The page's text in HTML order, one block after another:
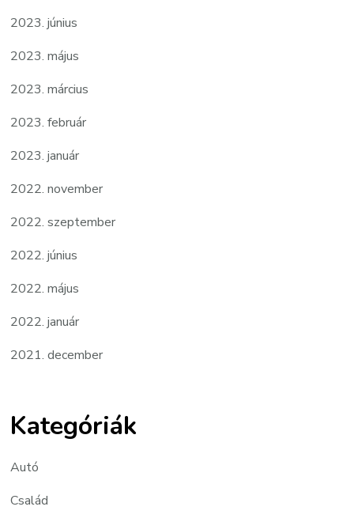
2023. június
2023. május
2023. március
2023. február
2023. január
2022. november
2022. szeptember
2022. június
2022. május
2022. január
2021. december
Kategóriák
Autó
Család